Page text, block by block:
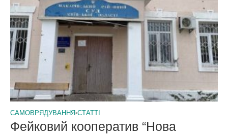
САМОВРЯДУВАННЯ•СТАТТІ
Фейковий кооператив “Нова